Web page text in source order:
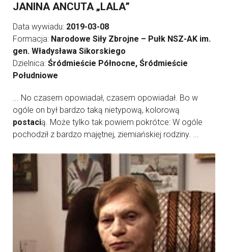
JANINA ANCUTA „LALA”
Data wywiadu: 2019-03-08
Formacja: Narodowe Siły Zbrojne – Pułk NSZ-AK im.
gen. Władysława Sikorskiego
Dzielnica: Śródmieście Północne, Śródmieście
Południowe
... No czasem opowiadał, czasem opowiadał. Bo w
ogóle on był bardzo taką nietypową, kolorową
postacią. Może tylko tak powiem pokrótce: W ogóle
pochodził z bardzo majętnej, ziemiańskiej rodziny. ...